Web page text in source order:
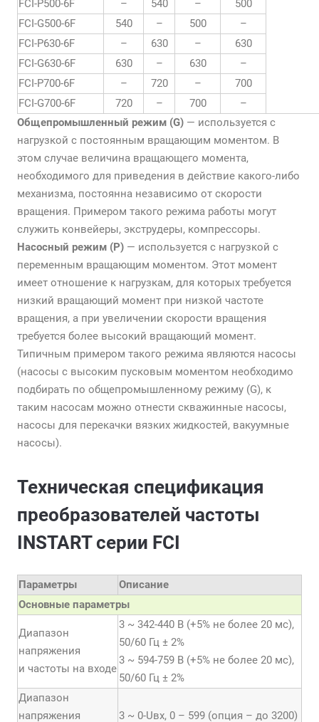
FCI-P500-6F – 540 –
500
FCI-G500-6F
540 – 500
–
FCI-P630-6F
– 630 –
630
FCI-G630-6F
630 – 630
–
FCI-P700-6F
– 720 –
700
FCI-G700-6F
720 – 700
–
Общепромышленный режим (G) — используется с
нагрузкой с постоянным вращающим моментом. В
этом случае величина вращающего момента,
необходимого для приведения в действие какого-либо
механизма, постоянна независимо от скорости
вращения. Примером такого режима работы могут
служить конвейеры, экструдеры, компрессоры.
Насосный режим (P) — используется с нагрузкой с
переменным вращающим моментом. Этот момент
имеет отношение к нагрузкам, для которых требуется
низкий вращающий момент при низкой частоте
вращения, а при увеличении скорости вращения
требуется более высокий вращающий момент.
Типичным примером такого режима являются насосы
(насосы с высоким пусковым моментом необходимо
подбирать по общепромышленному режиму (G), к
таким насосам можно отнести скважинные насосы,
насосы для перекачки вязких жидкостей, вакуумные
насосы).
Техническая спецификация
преобразователей частоты
INSTART серии FCI
Параметры
Описание
Основные параметры
Диапазон
напряжения
и частоты на входе
3 ~ 342-440 В (+5% не более 20 мс),
50/60 Гц ± 2%
3 ~ 594-759 В (+5% не более 20 мс),
50/60 Гц ± 2%
Диапазон
напряжения
3 ~ 0-Uвх, 0 – 599 (опция – до 3200)